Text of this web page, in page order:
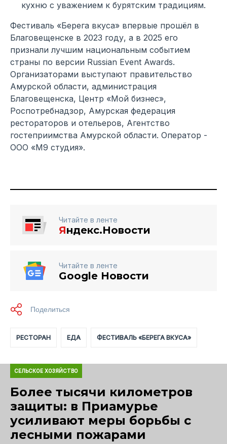
кухню с уважением к бурятским традициям.
Фестиваль «Берега вкуса» впервые прошёл в
Благовещенске в 2023 году, а в 2025 его
признали лучшим национальным событием
страны по версии Russian Event Awards.
Организаторами выступают правительство
Амурской области, администрация
Благовещенска, Центр «Мой бизнес»,
Роспотребнадзор, Амурская федерация
рестораторов и отельеров, Агентство
гостеприимства Амурской области. Оператор -
ООО «М9 студия».
Читайте в ленте
Яндекс.Новости
Читайте в ленте
Google Новости
РЕСТОРАН ЕДА ФЕСТИВАЛЬ «БЕРЕГА ВКУСА»
СЕЛЬСКОЕ ХОЗЯЙСТВО
Более тысячи километров
защиты: в Приамурье
усиливают меры борьбы с
лесными пожарами